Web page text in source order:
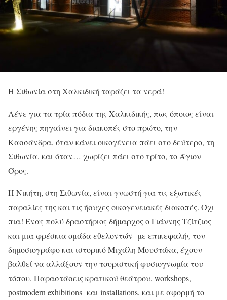
Η Σιθωνία στη Χαλκιδική ταράζει τα νερά!
Λένε για τα τρία πόδια της Χαλκιδικής, πως όποιος είναι
εργένης πηγαίνει για διακοπές στο πρώτο, την
Κασσάνδρα, όταν κάνει οικογένεια πάει στο δεύτερο, τη
Σιθωνία, και όταν… χωρίζει πάει στο τρίτο, το Άγιον
Όρος.
Η Νικήτη, στη Σιθωνία, είναι γνωστή για τις εξωτικές
παραλίες της και τις ήσυχες οικογενειακές διακοπές. Όχι
πια! Ένας πολύ δραστήριος δήμαρχος ο Γιάννης Τζίτζιος
και μια φρέσκια ομάδα εθελοντών με επικεφαλής τον
δημοσιογράφο και ιστορικό Μιχάλη Μουστάκα, έχουν
βαλθεί να αλλάξουν την τουριστική φυσιογνωμία του
τόπου. Παραστάσεις κρατικού θεάτρου, workshops,
postmodern exhibitions και installations, και με αφορμή το